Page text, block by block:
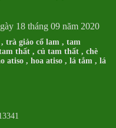
18 tháng 09 năm 2020
,trà giảo cổ lam ,tam
thất ,củ tam thất ,chè
atiso ,hoa atiso ,lá tắm ,lá